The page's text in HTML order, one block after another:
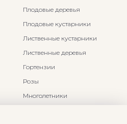
Плодовые деревья
Плодовые кустарники
Лиственные кустарники
Лиственные деревья
Гортензии
Розы
Многолетники